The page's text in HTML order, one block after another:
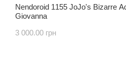
Nendoroid 1155 JoJo's Bizarre
Giovanna
3 000.00 грн